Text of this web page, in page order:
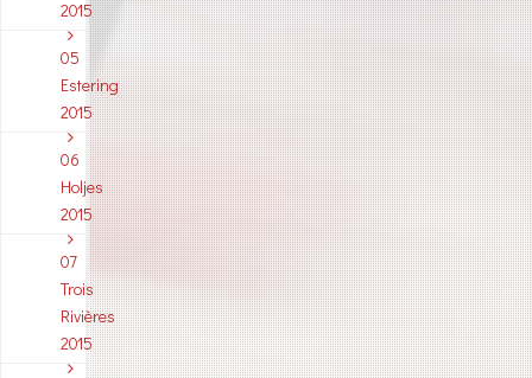
2015
05
Estering
2015
06
Holjes
2015
07
Trois
Rivières
2015